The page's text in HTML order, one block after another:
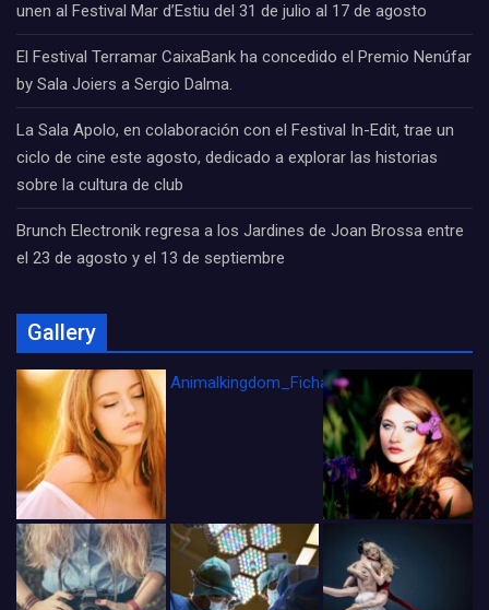
unen al Festival Mar d’Estiu del 31 de julio al 17 de agosto
El Festival Terramar CaixaBank ha concedido el Premio Nenúfar
by Sala Joiers a Sergio Dalma.
La Sala Apolo, en colaboración con el Festival In-Edit, trae un
ciclo de cine este agosto, dedicado a explorar las historias
sobre la cultura de club
Brunch Electronik regresa a los Jardines de Joan Brossa entre
el 23 de agosto y el 13 de septiembre
Gallery
Animalkingdom_FichaCine